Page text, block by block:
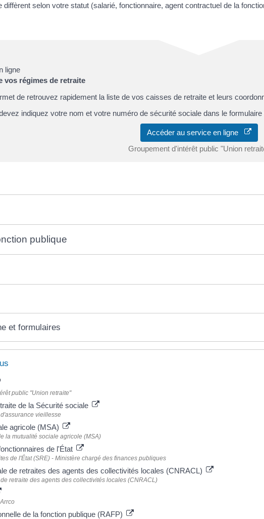
diffèrent selon votre statut (salarié, fonctionnaire, agent contractuel de la
ligne
vos régimes de retraite
de retrouvez rapidement la liste de vos caisses de retraite et leurs
indiquez votre nom et votre numéro de sécurité sociale dans le
Accéder au service en ligne
Groupement d'intérêt public "Union
publique
et formulaires
public "Union retraite"
de la Sécurité sociale
vieillesse
agricole (MSA)
la mutualité sociale agricole (MSA)
de l'État
de l'État (SRE) - Ministère chargé des finances publiques
de retraites des agents des collectivités locales (CNRACL)
retraite des agents des collectivités locales (CNRACL)
de la fonction publique (RAFP)